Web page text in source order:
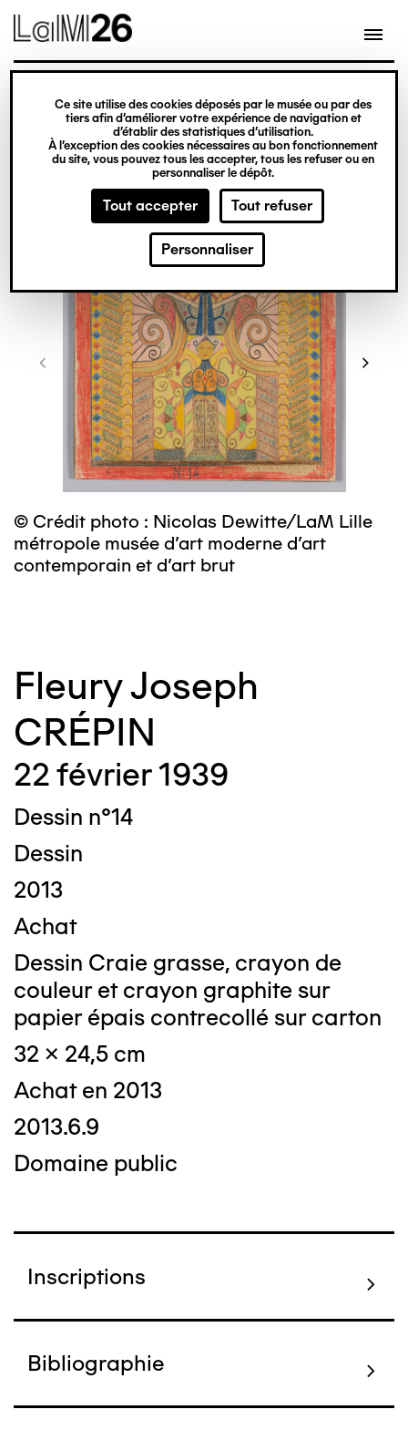
Gestion des cookies
Ce site utilise des cookies déposés par le musée ou par des
tiers afin d’améliorer votre expérience de navigation et
d’établir des statistiques d’utilisation.
À l’exception des cookies nécessaires au bon fonctionnement
du site, vous pouvez tous les accepter, tous les refuser ou en
personnaliser le dépôt.
Tout accepter Tout refuser
Personnaliser
contenu
© Crédit photo : Nicolas Dewitte/LaM Lille
métropole musée d’art moderne d’art
contemporain et d’art brut
Fleury Joseph
CRÉPIN
22 février 1939
Dessin n°14
Dessin
2013
Achat
Dessin Craie grasse, crayon de
couleur et crayon graphite sur
papier épais contrecollé sur carton
32 x 24,5 cm
Achat en 2013
2013.6.9
Domaine public
Inscriptions
Bibliographie